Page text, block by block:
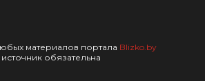
материалов портала Blizko.by
обязательна